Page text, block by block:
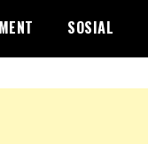
SOSIAL